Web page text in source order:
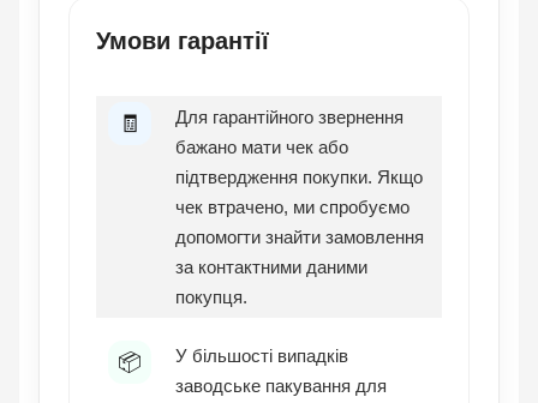
Умови гарантії
🧾
Для гарантійного звернення
бажано мати чек або
підтвердження покупки. Якщо
чек втрачено, ми спробуємо
допомогти знайти замовлення
за контактними даними
покупця.
📦
У більшості випадків
заводське пакування для